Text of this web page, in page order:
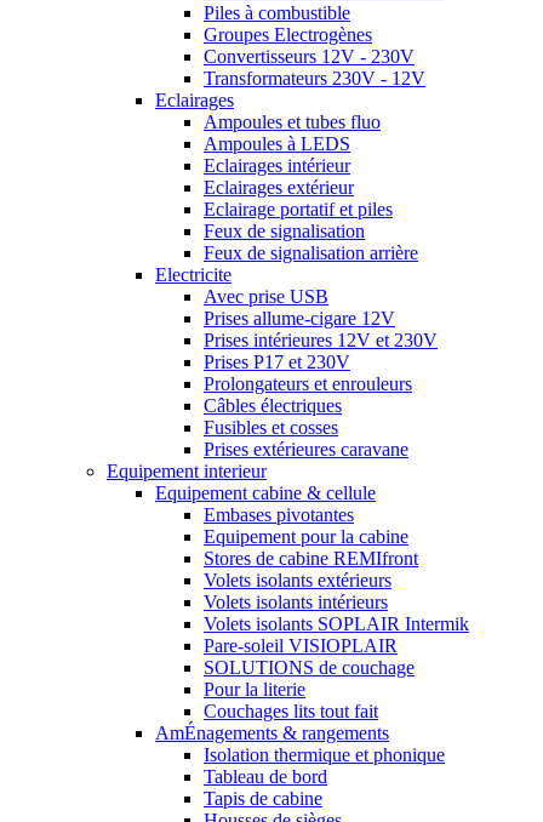
Piles à combustible
Groupes Electrogènes
Convertisseurs 12V - 230V
Transformateurs 230V - 12V
Eclairages
Ampoules et tubes fluo
Ampoules à LEDS
Eclairages intérieur
Eclairages extérieur
Eclairage portatif et piles
Feux de signalisation
Feux de signalisation arrière
Electricite
Avec prise USB
Prises allume-cigare 12V
Prises intérieures 12V et 230V
Prises P17 et 230V
Prolongateurs et enrouleurs
Câbles électriques
Fusibles et cosses
Prises extérieures caravane
Equipement interieur
Equipement cabine & cellule
Embases pivotantes
Equipement pour la cabine
Stores de cabine REMIfront
Volets isolants extérieurs
Volets isolants intérieurs
Volets isolants SOPLAIR Intermik
Pare-soleil VISIOPLAIR
SOLUTIONS de couchage
Pour la literie
Couchages lits tout fait
AmÉnagements & rangements
Isolation thermique et phonique
Tableau de bord
Tapis de cabine